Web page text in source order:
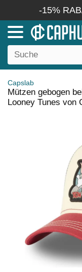
-15%
Capslab
Mützen gebogen
Looney Tunes von